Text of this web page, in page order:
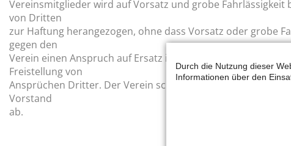
Vereinsmitglieder wird auf Vorsatz und grobe Fahrlässigkeit
von Dritten
zur Haftung herangezogen, ohne dass Vorsatz oder grobe
gegen den
Verein einen Anspruch auf Ersatz ihrer Aufwendungen zur
Freistellung von
Ansprüchen Dritter. Der Verein schließt zu seinen Lasten
Vorstand
ab.
Durch die Nutzung dieser
Informationen über den